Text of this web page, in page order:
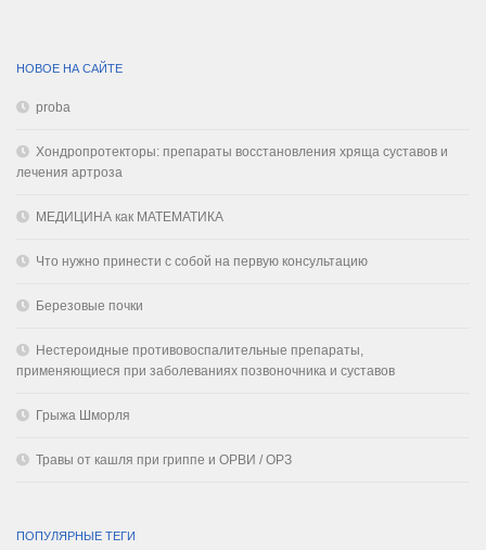
НОВОЕ НА САЙТЕ
proba
Хондропротекторы: препараты восстановления хряща суставов и
лечения артроза
МЕДИЦИНА как МАТЕМАТИКА
Что нужно принести с собой на первую консультацию
Березовые почки
Нестероидные противовоспалительные препараты,
применяющиеся при заболеваниях позвоночника и суставов
Грыжа Шморля
Травы от кашля при гриппе и ОРВИ / ОРЗ
ПОПУЛЯРНЫЕ ТЕГИ